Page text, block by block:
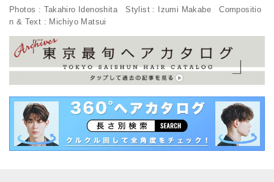
Photos : Takahiro Idenoshita Stylist : Izumi Makabe Compositio
n & Text : Michiyo Matsui